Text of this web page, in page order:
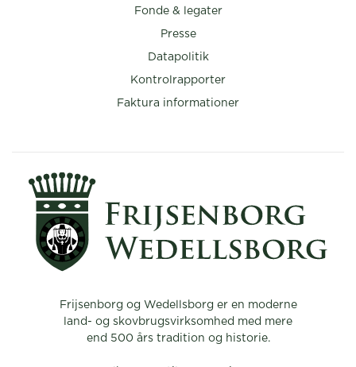
Frijsenborg og Wedellsborg er en moderne
land- og skovbrugsvirksomhed med mere
end 500 års tradition og historie.
Fonde & legater
Presse
Datapolitik
Kontrolrapporter
Faktura informationer